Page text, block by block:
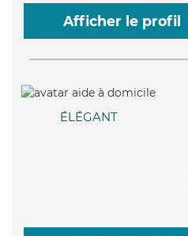
Afficher le profil
ÉLÉGANT